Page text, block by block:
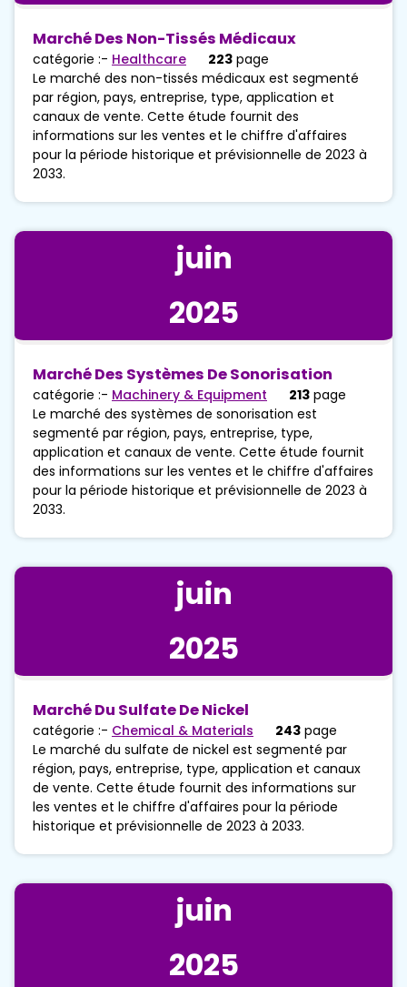
Marché Des Non-Tissés Médicaux
catégorie :- Healthcare 223 page
Le marché des non-tissés médicaux est segmenté
par région, pays, entreprise, type, application et
canaux de vente. Cette étude fournit des
informations sur les ventes et le chiffre d'affaires
pour la période historique et prévisionnelle de 2023 à
2033.
juin
2025
Marché Des Systèmes De Sonorisation
catégorie :- Machinery & Equipment 213 page
Le marché des systèmes de sonorisation est
segmenté par région, pays, entreprise, type,
application et canaux de vente. Cette étude fournit
des informations sur les ventes et le chiffre d'affaires
pour la période historique et prévisionnelle de 2023 à
2033.
juin
2025
Marché Du Sulfate De Nickel
catégorie :- Chemical & Materials 243 page
Le marché du sulfate de nickel est segmenté par
région, pays, entreprise, type, application et canaux
de vente. Cette étude fournit des informations sur
les ventes et le chiffre d'affaires pour la période
historique et prévisionnelle de 2023 à 2033.
juin
2025